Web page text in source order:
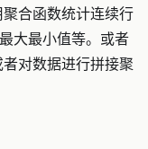
合函数统计连续行
大最小值等。或者
对数据进行拼接聚